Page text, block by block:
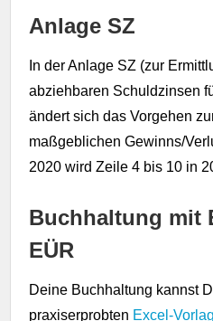
Anlage SZ
In der Anlage SZ (zur
abziehbaren Schuldzinsen
ändert sich das Vorgehen
maßgeblichen Gewinns/
2020 wird Zeile 4 bis 10 in
Buchhaltung mit
EÜR
Deine Buchhaltung kannst
praxiserprobten Excel-